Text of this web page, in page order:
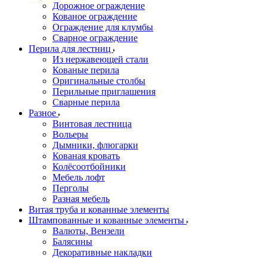
Дорожное ограждение
Кованое ограждение
Ограждение для клумбы
Сварное ограждение
Перила для лестниц
Из нержавеющей стали
Кованые перила
Оригинальные столбы
Перильные приглашения
Сварные перила
Разное
Винтовая лестница
Вольеры
Дымники, флюгарки
Кованая кровать
Колёсоотбойники
Мебель лофт
Перголы
Разная мебель
Витая труба и кованные элементы
Штампованные и кованные элементы
Валюты, Вензели
Балясины
Декоративные накладки